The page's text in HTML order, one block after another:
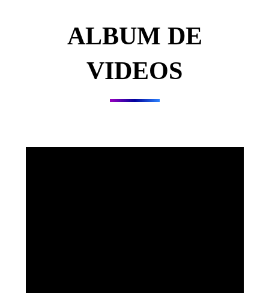
ALBUM DE
VIDEOS